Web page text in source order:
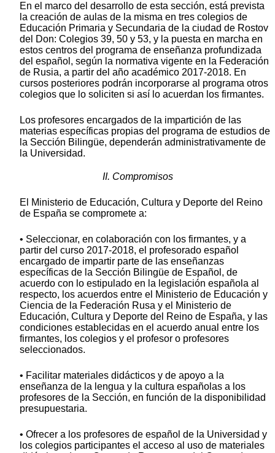
En el marco del desarrollo de esta sección, está prevista
la creación de aulas de la misma en tres colegios de
Educación Primaria y Secundaria de la ciudad de Rostov
del Don: Colegios 39, 50 y 53, y la puesta en marcha en
estos centros del programa de enseñanza profundizada
del español, según la normativa vigente en la Federación
de Rusia, a partir del año académico 2017-2018. En
cursos posteriores podrán incorporarse al programa otros
colegios que lo soliciten si así lo acuerdan los firmantes.
Los profesores encargados de la impartición de las
materias específicas propias del programa de estudios de
la Sección Bilingüe, dependerán administrativamente de
la Universidad.
II. Compromisos
El Ministerio de Educación, Cultura y Deporte del Reino
de España se compromete a:
• Seleccionar, en colaboración con los firmantes, y a
partir del curso 2017-2018, el profesorado español
encargado de impartir parte de las enseñanzas
específicas de la Sección Bilingüe de Español, de
acuerdo con lo estipulado en la legislación española al
respecto, los acuerdos entre el Ministerio de Educación y
Ciencia de la Federación Rusa y el Ministerio de
Educación, Cultura y Deporte del Reino de España, y las
condiciones establecidas en el acuerdo anual entre los
firmantes, los colegios y el profesor o profesores
seleccionados.
• Facilitar materiales didácticos y de apoyo a la
enseñanza de la lengua y la cultura españolas a los
profesores de la Sección, en función de la disponibilidad
presupuestaria.
• Ofrecer a los profesores de español de la Universidad y
los colegios participantes el acceso al uso de materiales